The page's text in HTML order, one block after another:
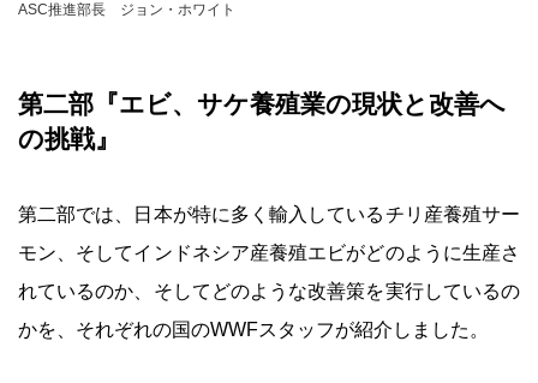
ASC推進部長 ジョン・ホワイト
第二部『エビ、サケ養殖業の現状と改善へ
の挑戦』
第二部では、日本が特に多く輸入しているチリ産養殖サー
モン、そしてインドネシア産養殖エビがどのように生産さ
れているのか、そしてどのような改善策を実行しているの
かを、それぞれの国のWWFスタッフが紹介しました。